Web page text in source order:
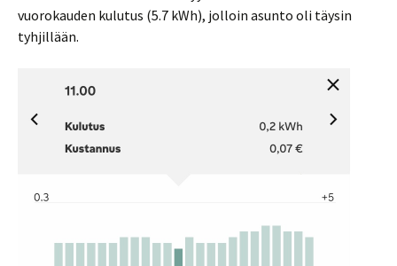
vuorokauden kulutus (5.7 kWh), jolloin asunto oli täysin
tyhjillään.